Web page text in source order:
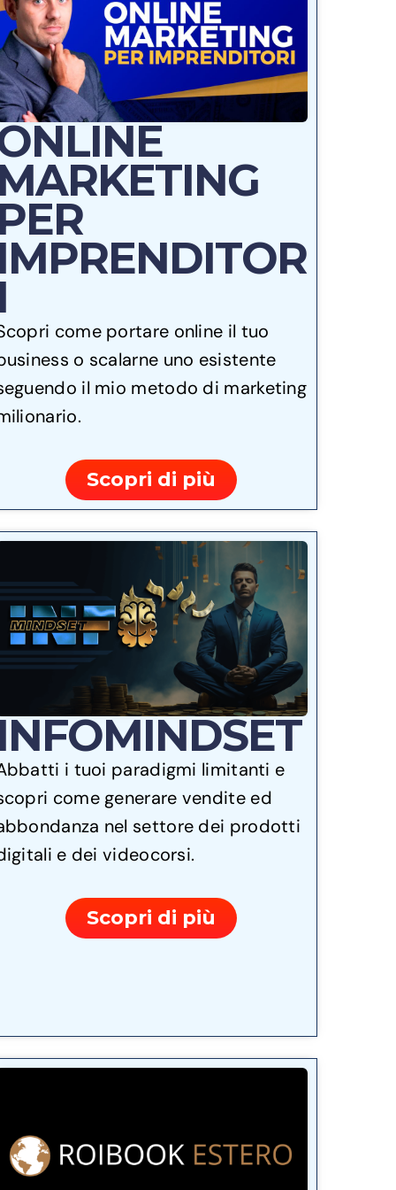
come portare online il tuo
o scalarne uno esistente
il mio metodo di marketing
Scopri di più
i tuoi paradigmi limitanti e
come generare vendite ed
nel settore dei prodotti
e dei videocorsi.
Scopri di più